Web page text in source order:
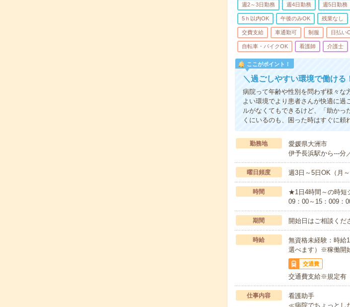
週2～3日勤務 週4日勤務 週5日勤務
5ｈ以内OK 午後のみOK 残業なし
交費支給 車通勤可 制服 日払い
自転車・バイクOK 看護師 介護士
ここがポイント！
＼過ごしやすい環境で働ける
病院って年齢や性別を問わず様々な
よい環境でより患者さんが快適に過
ルがなくてもできるけど、「助かっ
くにいるのも、困った時はすぐに頼
勤務地
愛媛県大洲市
伊予長浜駅から---分
曜日頻度 週3日～5日OK（月
時間
★1日4時間～の時短
09：00～15：009：
期間 開始日はご相談く
時給
無資格未経験：時
選べます）※稼働開
交通費
交通費支給※規定有
仕事内容
看護助手
≪病院でちょっとし